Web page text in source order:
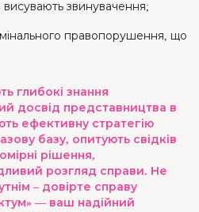
звинувачення;
правопорушення, що
глибокі знання
досвід представництва в
ефективну стратегію
базу, опитують свідків
рішення,
розгляд справи. Не
– довірте справу
— ваш надійний